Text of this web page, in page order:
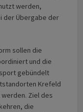
werden,
der Übergabe der
sollen die
und die
gebündelt
Krefeld
Ziel des
die